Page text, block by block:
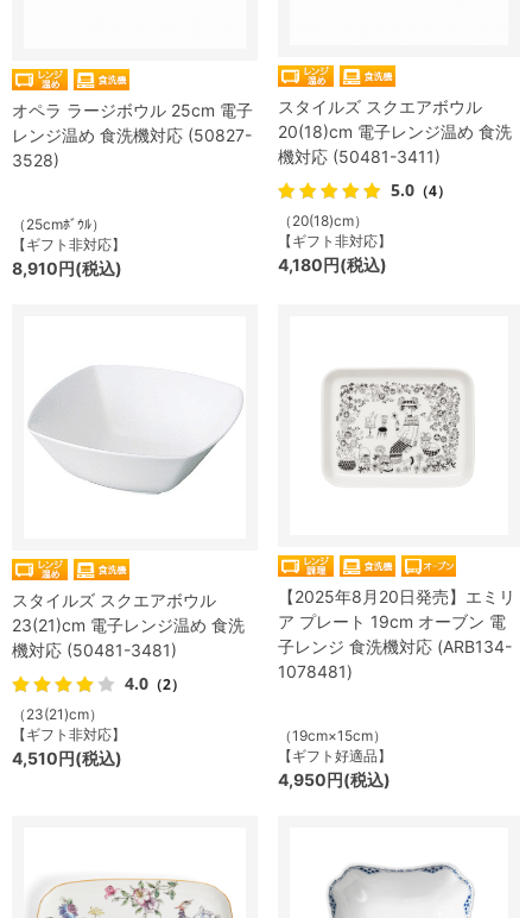
オペラ ラージボウル 25cm 電子
レンジ温め 食洗機対応 (50827-
3528)
（25cmﾎﾞｳﾙ）
【ギフト非対応】
8,910円(税込)
スタイルズ スクエアボウル
20(18)cm 電子レンジ温め 食洗
機対応 (50481-3411)
5.0 （4）
（20(18)cm）
【ギフト非対応】
4,180円(税込)
スタイルズ スクエアボウル
23(21)cm 電子レンジ温め 食洗
機対応 (50481-3481)
4.0 （2）
（23(21)cm）
【ギフト非対応】
4,510円(税込)
【2025年8月20日発売】エミリ
ア プレート 19cm オーブン 電
子レンジ 食洗機対応 (ARB134-
1078481)
（19cm×15cm）
【ギフト好適品】
4,950円(税込)